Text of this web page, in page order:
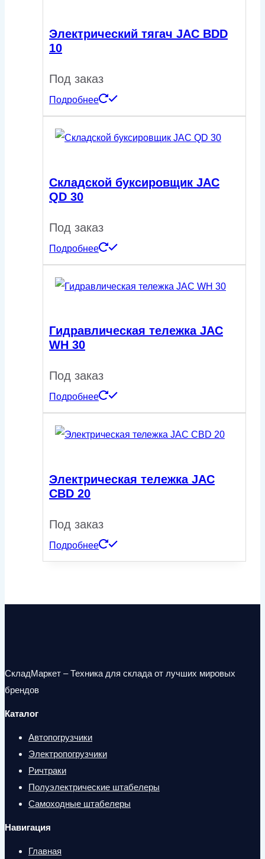
Электрический тягач JAC BDD
10
Под заказ
Подробнее
Складской буксировщик JAC
QD 30
Под заказ
Подробнее
Гидравлическая тележка JAC
WH 30
Под заказ
Подробнее
Электрическая тележка JAC
CBD 20
Под заказ
Подробнее
СкладМаркет – Техника для склада от лучших мировых
брендов
Каталог
Автопогрузчики
Электропогрузчики
Ричтраки
Полуэлектрические штабелеры
Самоходные штабелеры
Навигация
Главная